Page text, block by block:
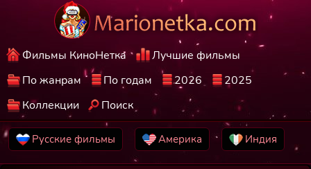
Фильмы КиноНетка
Лучшие фильмы
По жанрам
По годам 2026
2025
Коллекции
Поиск
Русские фильмы Америка Индия